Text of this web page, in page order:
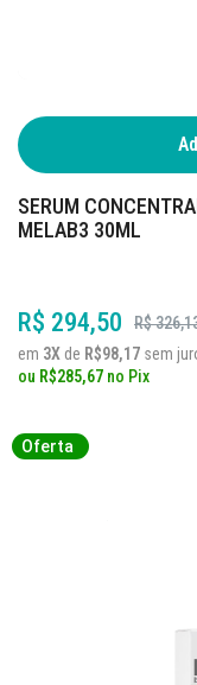
SERUM
MELAB3 30ML
R$ 294,50
R$
em 3X de R$98,17 sem
ou R$285,67 no Pix
Oferta
Oferta